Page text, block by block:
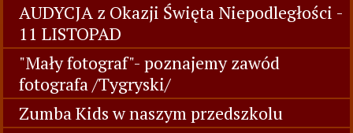
AUDYCJA z Okazji Święta Niepodległości -
11 LISTOPAD
"Mały fotograf"- poznajemy zawód
fotografa /Tygryski/
Zumba Kids w naszym przedszkolu